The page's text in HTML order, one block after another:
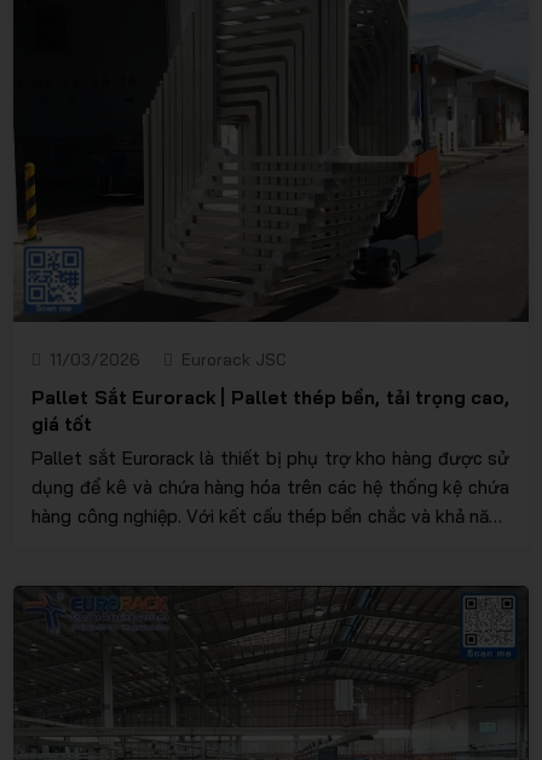
11/03/2026 Eurorack JSC
Pallet Sắt Eurorack | Pallet thép bền, tải trọng cao,
giá tốt
Pallet sắt Eurorack là thiết bị phụ trợ kho hàng được sử
dụng để kê và chứa hàng hóa trên các hệ thống kệ chứa
hàng công nghiệp. Với kết cấu thép bền chắc và khả năng
xe nâng hoặc xe pallet. Sản phẩm này được ứng dụng
phổ biến trong các kho tải nặng, trung tâm logistics, nhà
máy sản xuất và kho lạnh – nơi yêu cầu tính an toàn,
đồng bộ và độ bền cao.